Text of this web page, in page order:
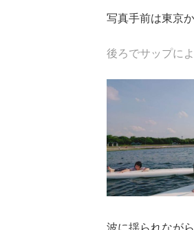
写真手前は東京
後ろでサップに